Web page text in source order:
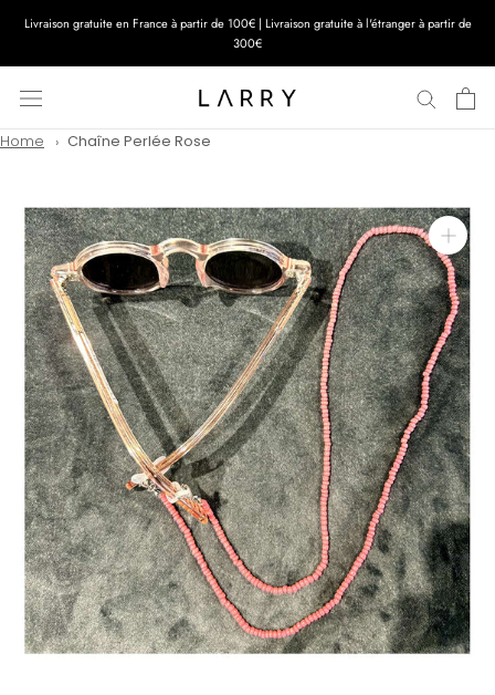
contenu
Livraison gratuite en France à partir de 100€ | Livraison gratuite à l'étranger à partir de
300€
Home Chaîne Perlée Rose